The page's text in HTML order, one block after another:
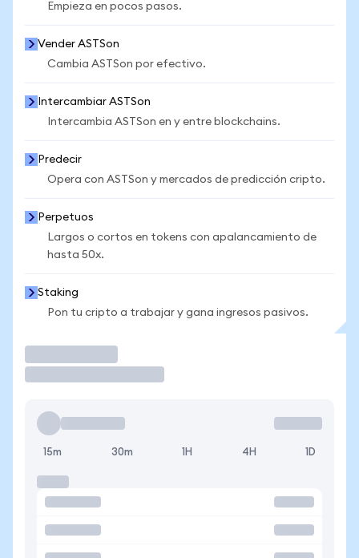
Empieza en pocos pasos.
Vender ASTSon
Cambia ASTSon por efectivo.
Intercambiar ASTSon
Intercambia ASTSon en y entre blockchains.
Predecir
Opera con ASTSon y mercados de predicción cripto.
Perpetuos
Largos o cortos en tokens con apalancamiento de
hasta 50x.
Staking
Pon tu cripto a trabajar y gana ingresos pasivos.
15m 30m 1H 4H 1D